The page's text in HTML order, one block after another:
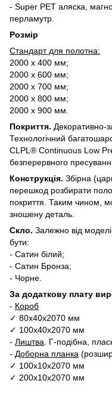
- Super PET аляска,
перламутр.
Розмір
Стандарт для полотна:
2000 х 400 мм;
2000 х 600 мм;
2000 х 700 мм;
2000 х 800 мм;
2000 х 900 мм.
Покриття. Декоративно-
Технологічний
CLPL® Continuous Low
безперервного
Конструкція. Збірна
перешкод розбирати
покриття. Таким чином,
зношену деталь.
Скло. Залежно від
бути:
- Сатин білий;
- Сатин Бронза;
- Чорне.
За додаткову плату
- Короб
✓ 80х40х2070 мм
✓ 100х40х2070 мм
- Лиштва . Г-подібна,
- Доборна планка
✓ 100х10х2070 мм
✓ 200х10х2070 мм